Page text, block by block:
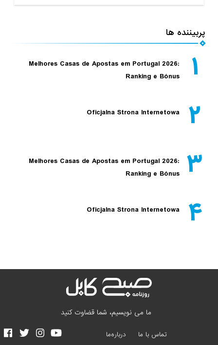
پربیننده ها
۱
Melhores Casas de Apostas em Portugal 2026:
Ranking e Bónus
۲ Oficjalna Strona Internetowa
۳
Melhores Casas de Apostas em Portugal 2026:
Ranking e Bónus
۴ Oficjalna Strona Internetowa
ما می نویسیم، شما قضاوت کنید
تماس با ما درباره‌ما